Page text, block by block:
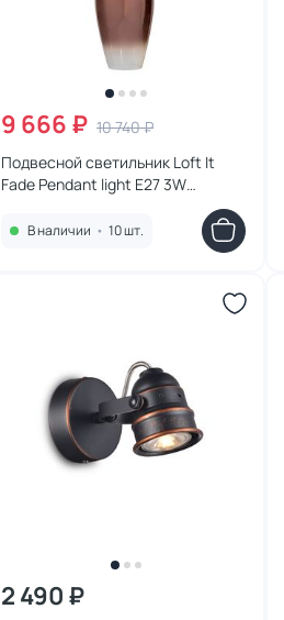
9 666 ₽ 10 740 ₽
Подвесной светильник Loft It
Fade Pendant light E27 3W
В наличии • 10 шт.
2 490 ₽